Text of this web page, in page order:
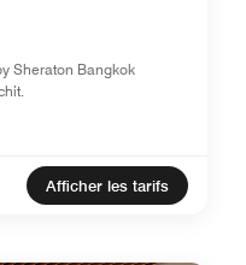
Sheraton Bangkok
Afficher les tarifs